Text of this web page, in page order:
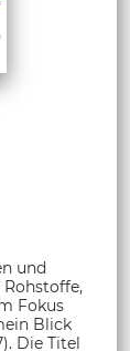
und
Rohstoffe,
Fokus
Blick
Die Titel